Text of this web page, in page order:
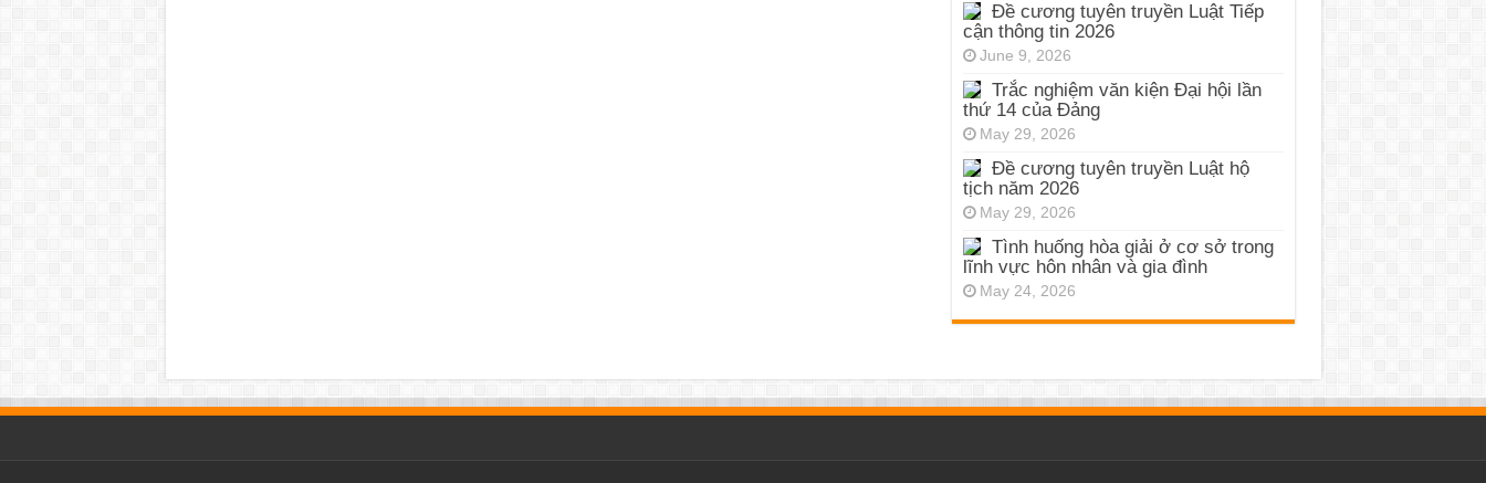
Đề cương tuyên truyền Luật Tiếp
cận thông tin 2026
June 9, 2026
Trắc nghiệm văn kiện Đại hội lần
thứ 14 của Đảng
May 29, 2026
Đề cương tuyên truyền Luật hộ
tịch năm 2026
May 29, 2026
Tình huống hòa giải ở cơ sở trong
lĩnh vực hôn nhân và gia đình
May 24, 2026